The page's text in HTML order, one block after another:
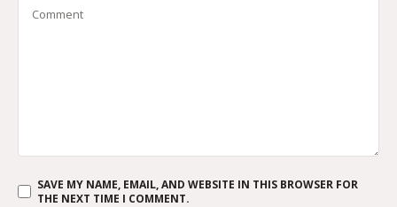
SAVE MY NAME, EMAIL, AND WEBSITE IN THIS BROWSER FOR
THE NEXT TIME I COMMENT.